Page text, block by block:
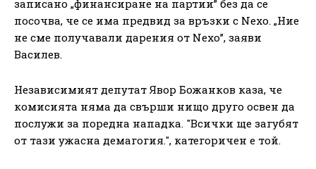
записано „финансиране на партии” без да се
посочва, че се има предвид за връзки с Nexo. „Ние
не сме получавали дарения от Nexo”, заяви
Василев.
Независимият депутат Явор Божанков каза, че
комисията няма да свърши нищо друго освен да
послужи за поредна нападка. "Всички ще загубят
от тази ужасна демагогия.", категоричен е той.